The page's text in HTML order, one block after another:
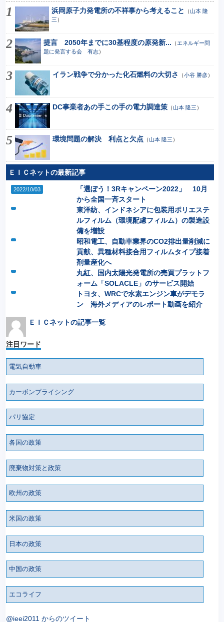
浜岡原子力発電所の不祥事から考えること
（山本 隆
三 ）
提言 2050年までに30基程度の原発新... （ エネルギー問
題に発言する会 有志）
イラン戦争で分かった化石燃料の大切さ （小谷 勝彦）
DC事業者あの手この手の電力調達策（山本 隆三 ）
環境問題の解決 利点と欠点 （山本 隆三 ）
ＥＩＣネットの最新記事
2022/10/03
「選ぼう！3Rキャンペーン2022」 10月
から全国一斉スタート
東洋紡、インドネシアに包装用ポリエステ
ルフィルム（環境配慮フィルム）の製造設
備を増設
昭和電工、自動車業界のCO2排出量削減に
貢献、異種材料接合用フィルムタイプ接着
剤量産化へ
丸紅、国内太陽光発電所の売買プラットフ
ォーム「SOLACLE」のサービス開始
トヨタ、WRCで水素エンジン車がデモラ
ン 海外メディアのレポート動画を紹介
ＥＩＣネットの記事一覧
注目ワード
電気自動車
カーボンプライシング
パリ協定
各国の政策
廃棄物対策と政策
欧州の政策
米国の政策
日本の政策
中国の政策
エコライフ
@ieei2011 からのツイート